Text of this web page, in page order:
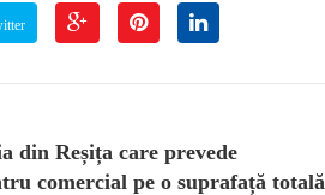
din Reșița care prevede
comercial pe o suprafață totală